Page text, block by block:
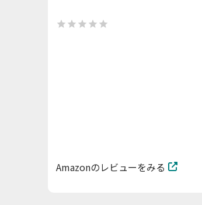
Amazonのレビューをみる